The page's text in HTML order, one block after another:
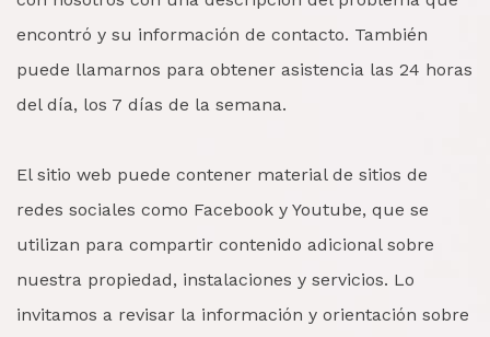
encontró y su información de contacto. También
puede llamarnos para obtener asistencia las 24 horas
del día, los 7 días de la semana.
El sitio web puede contener material de sitios de
redes sociales como Facebook y Youtube, que se
utilizan para compartir contenido adicional sobre
nuestra propiedad, instalaciones y servicios. Lo
invitamos a revisar la información y orientación sobre